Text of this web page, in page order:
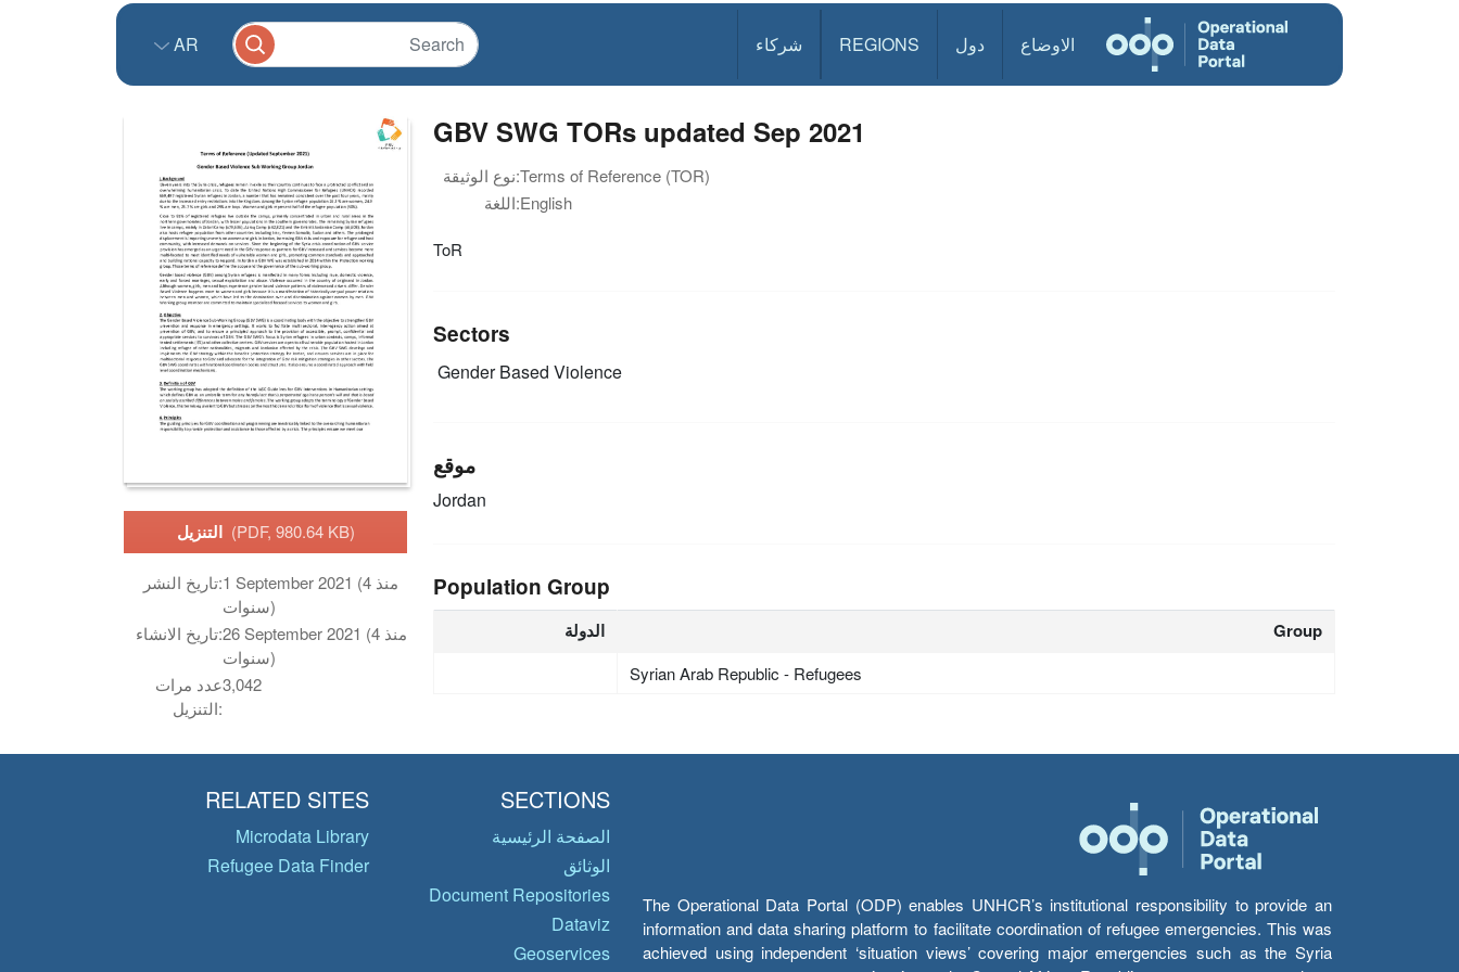
الاوضاع دول REGIONS شركاء AR
التنزيل (PDF, 980.64 KB)
تاريخ النشر:1 September 2021 (منذ 4
سنوات)
تاريخ الانشاء:26 September 2021 (منذ 4
سنوات)
عدد مرات
التنزيل:
3,042
GBV SWG TORs updated Sep 2021
نوع الوثيقة:Terms of Reference (TOR)
اللغة:English
ToR
Sectors
Gender Based Violence
موقع
Jordan
Population Group
الدولة Group
Syrian Arab Republic - Refugees
The Operational Data Portal (ODP) enables UNHCR’s institutional responsibility to provide an
information and data sharing platform to facilitate coordination of refugee emergencies. This was
achieved using independent ‘situation views’ covering major emergencies such as the Syria
SECTIONS
الصفحة الرئيسية
الوثائق
Document Repositories
Dataviz
Geoservices
RELATED SITES
Microdata Library
Refugee Data Finder